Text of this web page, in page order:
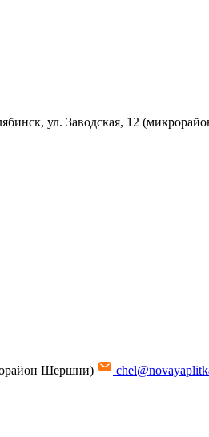
, ул. Заводская, 12
Шершни)